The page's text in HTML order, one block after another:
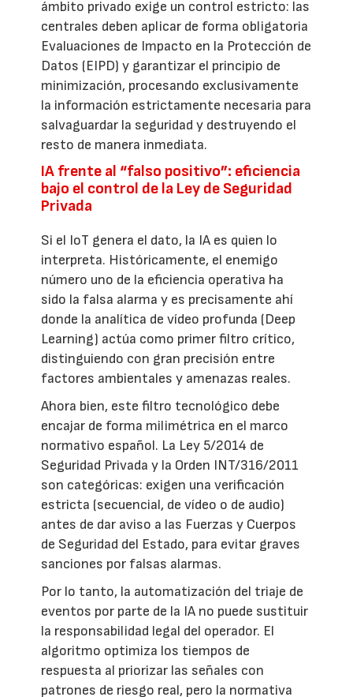
ámbito privado exige un control estricto: las
centrales deben aplicar de forma obligatoria
Evaluaciones de Impacto en la Protección de
Datos (EIPD) y garantizar el principio de
minimización, procesando exclusivamente
la información estrictamente necesaria para
salvaguardar la seguridad y destruyendo el
resto de manera inmediata.
IA frente al “falso positivo”: eficiencia
bajo el control de la Ley de Seguridad
Privada
Si el IoT genera el dato, la IA es quien lo
interpreta. Históricamente, el enemigo
número uno de la eficiencia operativa ha
sido la falsa alarma y es precisamente ahí
donde la analítica de vídeo profunda (Deep
Learning) actúa como primer filtro crítico,
distinguiendo con gran precisión entre
factores ambientales y amenazas reales.
Ahora bien, este filtro tecnológico debe
encajar de forma milimétrica en el marco
normativo español. La Ley 5/2014 de
Seguridad Privada y la Orden INT/316/2011
son categóricas: exigen una verificación
estricta (secuencial, de vídeo o de audio)
antes de dar aviso a las Fuerzas y Cuerpos
de Seguridad del Estado, para evitar graves
sanciones por falsas alarmas.
Por lo tanto, la automatización del triaje de
eventos por parte de la IA no puede sustituir
la responsabilidad legal del operador. El
algoritmo optimiza los tiempos de
respuesta al priorizar las señales con
patrones de riesgo real, pero la normativa